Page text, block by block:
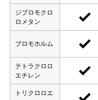
ジブロモクロ
ロメタン
ブロモホルム
テトラクロロ
エチレン
トリクロロエ